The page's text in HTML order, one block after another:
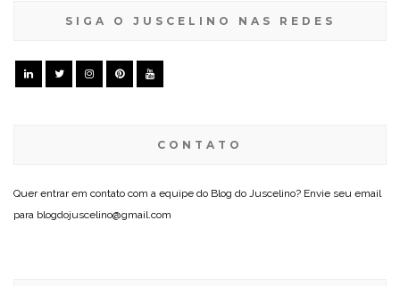
SIGA O JUSCELINO NAS REDES
CONTATO
Quer entrar em contato com a equipe do Blog do Juscelino? Envie seu email
para blogdojuscelino@gmail.com